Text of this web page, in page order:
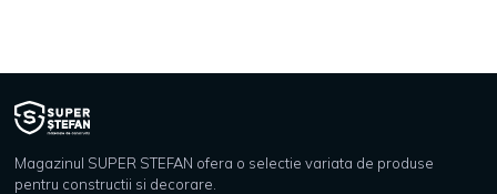
Magazinul SUPER STEFAN ofera o selectie variata de produse
pentru constructii si decorare.